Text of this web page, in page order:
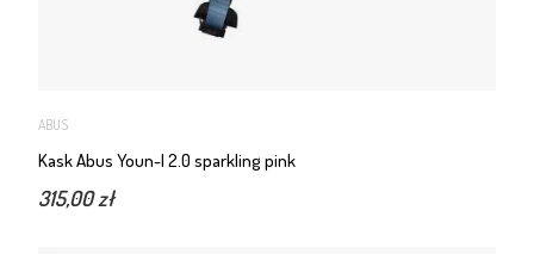
ABUS
Kask Abus Youn-I 2.0 sparkling pink
315,00 zł